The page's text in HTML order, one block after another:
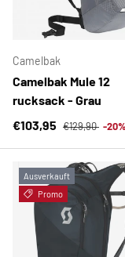
Camelbak
Camelbak Mule 12
rucksack - Grau
Verkaufspreis
€103,95 Normaler Preis
€129,90 -20%
Ausverkauft
Promo